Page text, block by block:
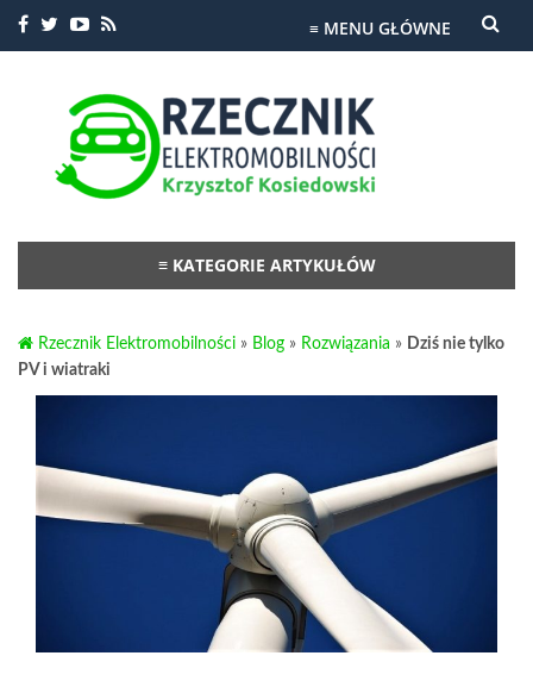
≡ MENU GŁÓWNE
do
treści
≡ KATEGORIE ARTYKUŁÓW
treści
Rzecznik Elektromobilności » Blog » Rozwiązania » Dziś nie tylko
PV i wiatraki